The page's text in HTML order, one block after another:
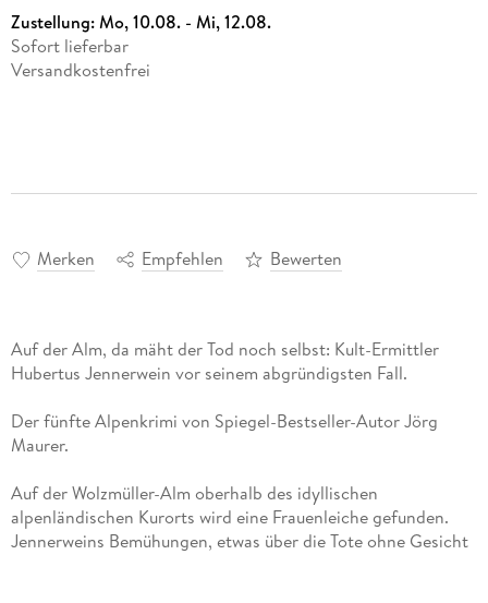
Zustellung:Mo, 10.08. - Mi, 12.08.
Sofort lieferbar
Versandkostenfrei
Merken Empfehlen Bewerten
Auf der Alm, da mäht der Tod noch selbst: Kult-Ermittler
Hubertus Jennerwein vor seinem abgründigsten Fall.
Der fünfte Alpenkrimi von Spiegel-Bestseller-Autor Jörg
Maurer.
Auf der Wolzmüller-Alm oberhalb des idyllischen
alpenländischen Kurorts wird eine Frauenleiche gefunden.
Jennerweins Bemühungen, etwas über die Tote ohne Gesicht